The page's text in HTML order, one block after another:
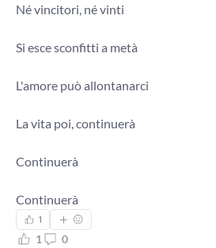
Né vincitori, né vinti
Si esce sconfitti a metà
L'amore può allontanarci
La vita poi, continuerà
Continuerà
Continuerà
1
1 0